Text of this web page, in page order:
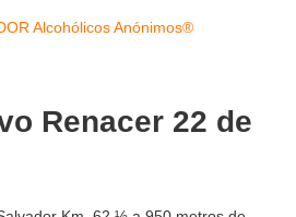
Renacer 22 de